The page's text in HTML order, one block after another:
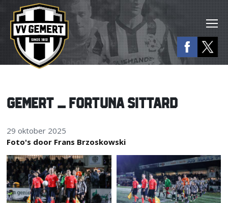
GEMERT – FORTUNA SITTARD
29 oktober 2025
Foto's door Frans Brzoskowski